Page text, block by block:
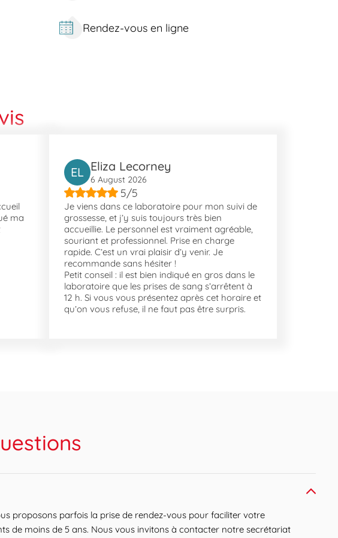
Rendez-vous en ligne
ma
EL Eliza Lecorney
6 August 2026
5/5
Je viens dans ce laboratoire pour mon suivi de
grossesse, et j’y suis toujours très bien
accueillie. Le personnel est vraiment agréable,
souriant et professionnel. Prise en charge
rapide. C’est un vrai plaisir d’y venir. Je
recommande sans hésiter !
Petit conseil : il est bien indiqué en gros dans le
laboratoire que les prises de sang s’arrêtent à
12 h. Si vous vous présentez après cet horaire et
qu’on vous refuse, il ne faut pas être surpris.
proposons parfois la prise de rendez-vous pour faciliter votre
de moins de 5 ans. Nous vous invitons à contacter notre secrétariat